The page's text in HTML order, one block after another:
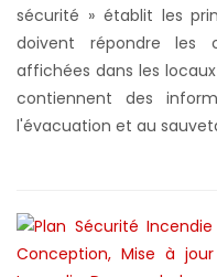
sécurité » établit les
doivent répondre les
affichées dans les
contiennent des
l'évacuation et au